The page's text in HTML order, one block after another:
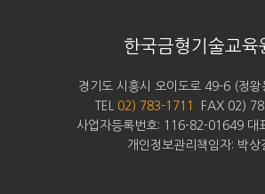
한국금형기술교육
경기도 시흥시 오이도로 49-6 (정
TEL
02) 783-1711
FAX 02)
사업자등록번호: 116-82-01649 대
개인정보관리책임자: 박상